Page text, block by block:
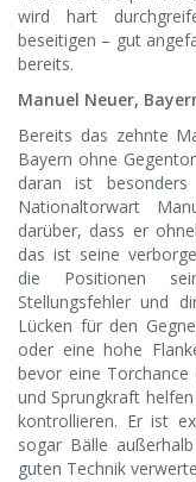
wird hart
beseitigen – gut
bereits.
Manuel Neuer,
Bereits das zehnte
Bayern ohne
daran ist
Nationaltorwart
darüber, dass er
das ist seine
die Positionen
Stellungsfehler und
Lücken für den
oder eine hohe
bevor eine Torchance
und Sprungkraft
kontrollieren. Er ist
sogar Bälle
guten Technik